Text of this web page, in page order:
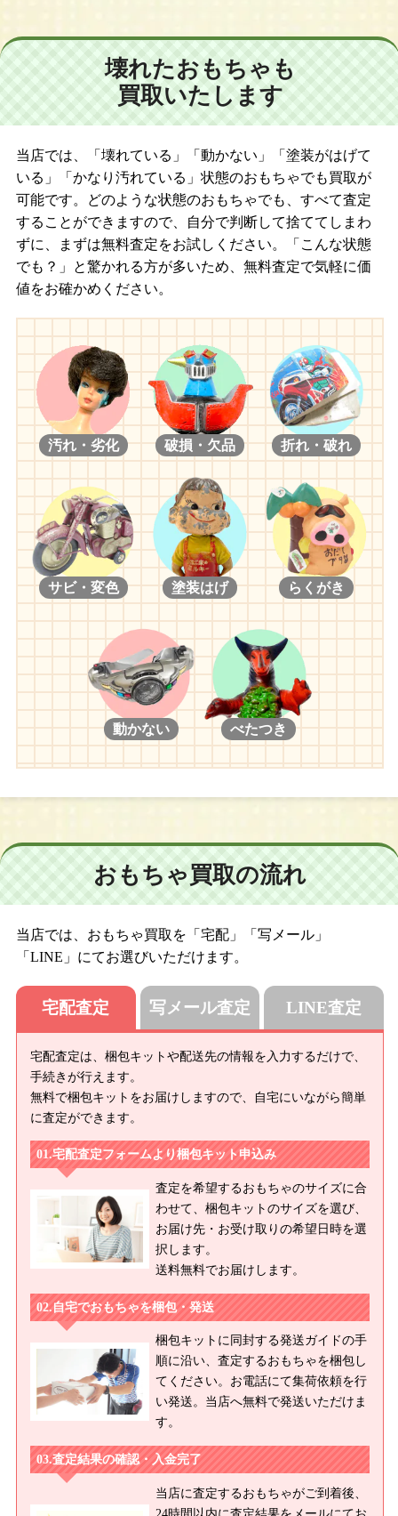
壊れたおもちゃも
買取いたします
当店では、「壊れている」「動かない」「塗装がはげて
いる」「かなり汚れている」状態のおもちゃでも買取が
可能です。どのような状態のおもちゃでも、すべて査定
することができますので、自分で判断して捨ててしまわ
ずに、まずは無料査定をお試しください。「こんな状態
でも？」と驚かれる方が多いため、無料査定で気軽に価
値をお確かめください。
汚れ・劣化 破損・欠品 折れ・破れ
サビ・変色 塗装はげ らくがき
動かない べたつき
おもちゃ買取の流れ
当店では、おもちゃ買取を「宅配」「写メール」
「LINE」にてお選びいただけます。
宅配査定
宅配査定は、梱包キットや配送先の情報を入力するだけで、
手続きが行えます。
無料で梱包キットをお届けしますので、自宅にいながら簡単
に査定ができます。
宅配査定フォームより梱包キット申込み
査定を希望するおもちゃのサイズに合
わせて、梱包キットのサイズを選び、
お届け先・お受け取りの希望日時を選
択します。
送料無料でお届けします。
自宅でおもちゃを梱包・発送
梱包キットに同封する発送ガイドの手
順に沿い、査定するおもちゃを梱包し
てください。お電話にて集荷依頼を行
い発送。当店へ無料で発送いただけま
す。
査定結果の確認・入金完了
当店に査定するおもちゃがご到着後、
24時間以内に査定結果をメールにてお
写メール査定 LINE査定